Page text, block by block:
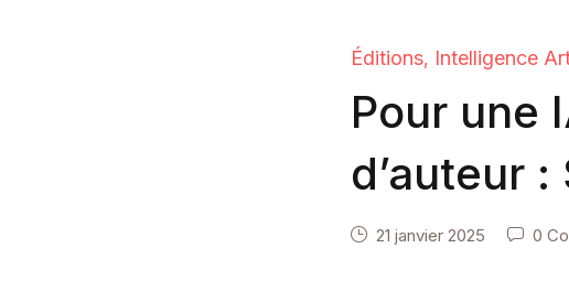
Éditions, Intelligence
Pour une
d’auteur
21 janvier 2025 0